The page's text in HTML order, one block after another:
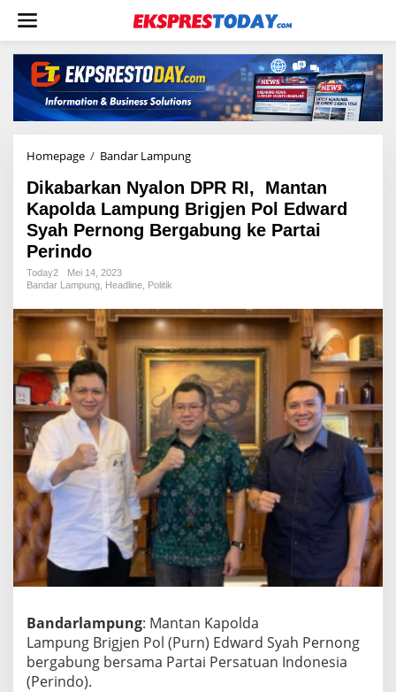
w
Homepage / Bandar Lampung
k
a
b
a
N
y
a
l
o
n
D
P
R
R
I
,
M
a
n
t
a
K
p
o
Dikabarkan Nyalon DPR RI, Mantan
Kapolda Lampung Brigjen Pol Edward
Syah Pernong Bergabung ke Partai
Perindo
Today2
Mei 14, 2023
Bandar Lampung, Headline, Politik
Bandarlampung: Mantan Kapolda
Lampung Brigjen Pol (Purn) Edward Syah Pernong
bergabung bersama Partai Persatuan Indonesia
(Perindo).